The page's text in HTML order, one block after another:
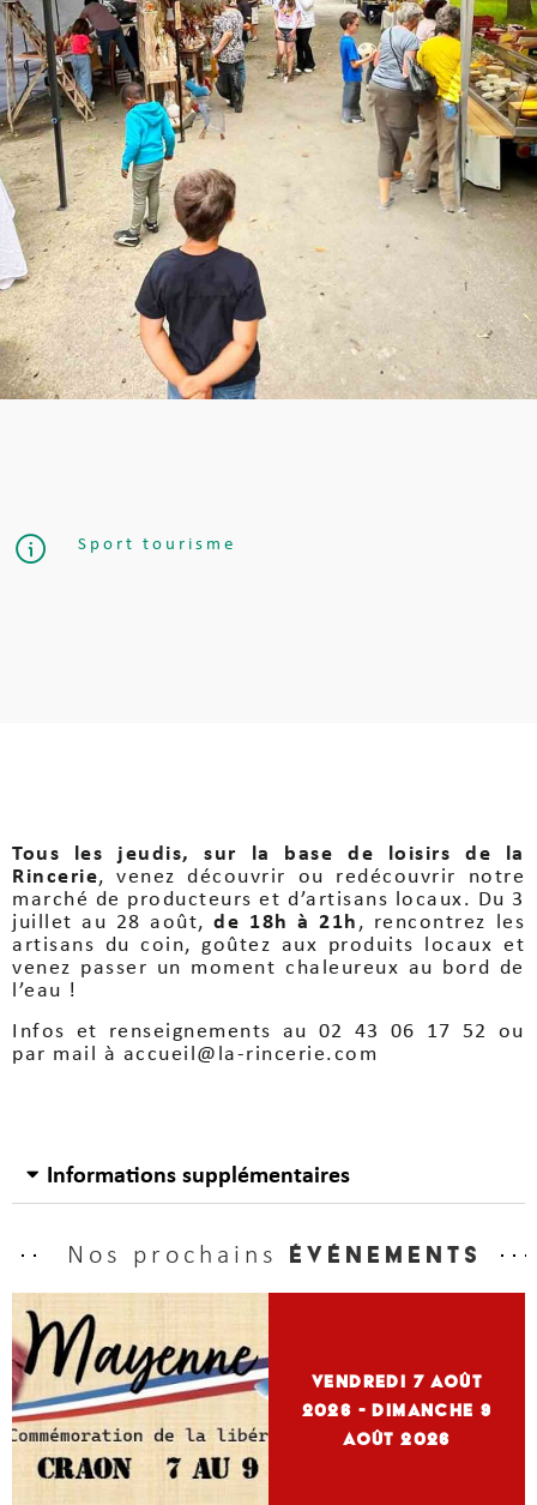
Tous les jeudis, sur la base de loisirs de la
Rincerie, venez découvrir ou redécouvrir notre
marché de producteurs et d’artisans locaux. Du 3
juillet au 28 août,de 18h à 21h , rencontrez les
artisans du coin, goûtez aux produits locaux et
venez passer un moment chaleureux au bord de
l’eau !
Infos et renseignements au 02 43 06 17 52 ou
par mail à accueil@la-rincerie.com
Informations supplémentaires
Sport tourisme
Nos prochains événements
vendredi 7Août
2026 - dimanche 9
Août 2026